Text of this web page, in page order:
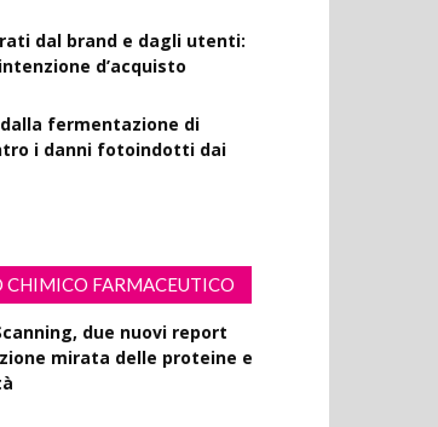
dal brand e dagli utenti:
d’acquisto
fermentazione di
i danni fotoindotti dai
FARMACEUTICO
due nuovi report
mirata delle proteine e